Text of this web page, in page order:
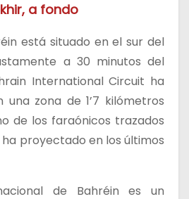
a fondo
está situado en el sur del
a 30 minutos del
International Circuit ha
una zona de 1’7 kilómetros
de los faraónicos trazados
proyectado en los últimos
de Bahréin es un